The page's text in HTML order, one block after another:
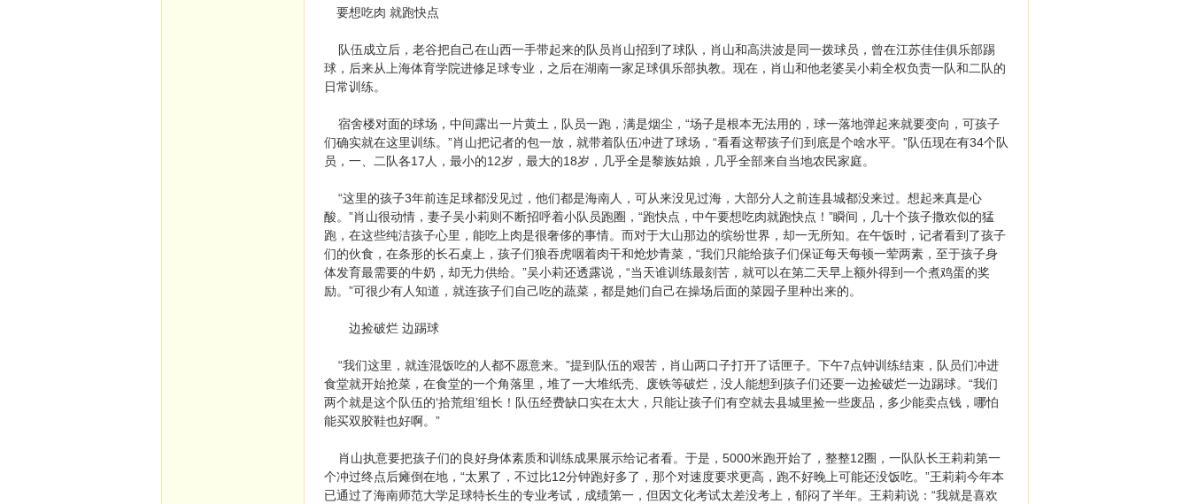
要想吃肉 就跑快点
队伍成立后，老谷把自己在山西一手带起来的队员肖山招到了球队，肖山和高洪波是同一拨球员，曾在江苏佳佳俱乐部踢
球，后来从上海体育学院进修足球专业，之后在湖南一家足球俱乐部执教。现在，肖山和他老婆吴小莉全权负责一队和二队的
日常训练。
宿舍楼对面的球场，中间露出一片黄土，队员一跑，满是烟尘，“场子是根本无法用的，球一落地弹起来就要变向，可孩子
们确实就在这里训练。”肖山把记者的包一放，就带着队伍冲进了球场，“看看这帮孩子们到底是个啥水平。”队伍现在有34个队
员，一、二队各17人，最小的12岁，最大的18岁，几乎全是黎族姑娘，几乎全部来自当地农民家庭。
“这里的孩子3年前连足球都没见过，他们都是海南人，可从来没见过海，大部分人之前连县城都没来过。想起来真是心
酸。”肖山很动情，妻子吴小莉则不断招呼着小队员跑圈，“跑快点，中午要想吃肉就跑快点！”瞬间，几十个孩子撒欢似的猛
跑，在这些纯洁孩子心里，能吃上肉是很奢侈的事情。而对于大山那边的缤纷世界，却一无所知。在午饭时，记者看到了孩子
们的伙食，在条形的长石桌上，孩子们狼吞虎咽着肉干和炝炒青菜，“我们只能给孩子们保证每天每顿一荤两素，至于孩子身
体发育最需要的牛奶，却无力供给。”吴小莉还透露说，“当天谁训练最刻苦，就可以在第二天早上额外得到一个煮鸡蛋的奖
励。”可很少有人知道，就连孩子们自己吃的蔬菜，都是她们自己在操场后面的菜园子里种出来的。
边捡破烂 边踢球
“我们这里，就连混饭吃的人都不愿意来。”提到队伍的艰苦，肖山两口子打开了话匣子。下午7点钟训练结束，队员们冲进
食堂就开始抢菜，在食堂的一个角落里，堆了一大堆纸壳、废铁等破烂，没人能想到孩子们还要一边捡破烂一边踢球。“我们
两个就是这个队伍的‘拾荒组’组长！队伍经费缺口实在太大，只能让孩子们有空就去县城里捡一些废品，多少能卖点钱，哪怕
能买双胶鞋也好啊。”
肖山执意要把孩子们的良好身体素质和训练成果展示给记者看。于是，5000米跑开始了，整整12圈，一队队长王莉莉第一
个冲过终点后瘫倒在地，“太累了，不过比12分钟跑好多了，那个对速度要求更高，跑不好晚上可能还没饭吃。”王莉莉今年本
已通过了海南师范大学足球特长生的专业考试，成绩第一，但因文化考试太差没考上，郁闷了半年。王莉莉说：“我就是喜欢